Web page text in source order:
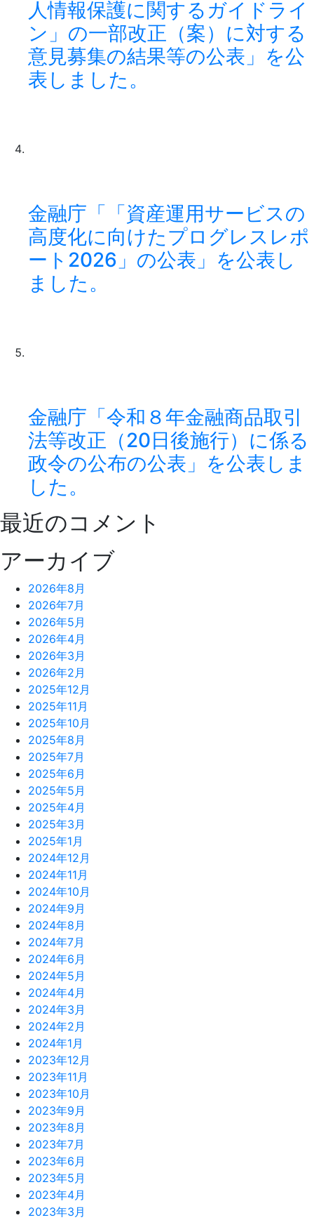
人情報保護に関するガイドライ
ン」の一部改正（案）に対する
意見募集の結果等の公表」を公
表しました。
金融庁「「資産運用サービスの
高度化に向けたプログレスレポ
ート2026」の公表」を公表し
ました。
金融庁「令和８年金融商品取引
法等改正（20日後施行）に係る
政令の公布の公表」を公表しま
した。
最近のコメント
アーカイブ
2026年8月
2026年7月
2026年5月
2026年4月
2026年3月
2026年2月
2025年12月
2025年11月
2025年10月
2025年8月
2025年7月
2025年6月
2025年5月
2025年4月
2025年3月
2025年1月
2024年12月
2024年11月
2024年10月
2024年9月
2024年8月
2024年7月
2024年6月
2024年5月
2024年4月
2024年3月
2024年2月
2024年1月
2023年12月
2023年11月
2023年10月
2023年9月
2023年8月
2023年7月
2023年6月
2023年5月
2023年4月
2023年3月